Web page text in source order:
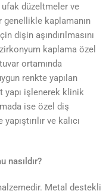
düzeltmeler ve
genellikle kaplamanın
dişin aşındırılmasını
kaplama özel
ortamında
renkte yapılan
yapı işlenerek klinik
ise özel diş
ve kalıcı
nasıldır?
Metal destekli